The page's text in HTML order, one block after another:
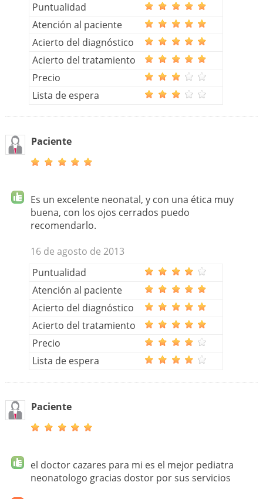
Puntualidad
Atención al paciente
Acierto del diagnóstico
Acierto del tratamiento
Precio
Lista de espera
Paciente
Es un excelente neonatal, y con una ética muy
buena, con los ojos cerrados puedo
recomendarlo.
16 de agosto de 2013
Puntualidad
Atención al paciente
Acierto del diagnóstico
Acierto del tratamiento
Precio
Lista de espera
Paciente
el doctor cazares para mi es el mejor pediatra
neonatologo gracias dostor por sus servicios